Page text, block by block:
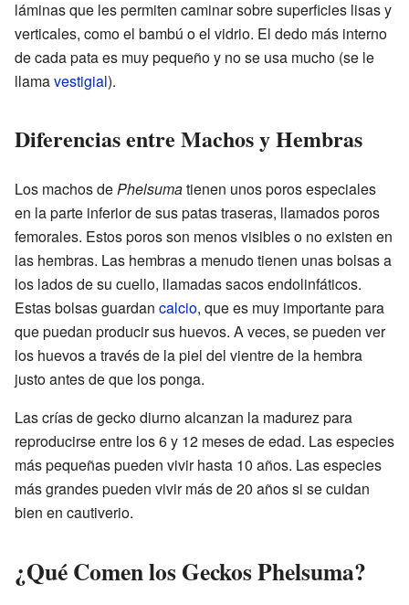
láminas que les permiten caminar sobre superficies lisas y
verticales, como el bambú o el vidrio. El dedo más interno
de cada pata es muy pequeño y no se usa mucho (se le
llamavestigial).
Diferencias entre Machos y Hembras
Los machos dePhelsumatienen unos poros especiales
en la parte inferior de sus patas traseras, llamados poros
femorales. Estos poros son menos visibles o no existen en
las hembras. Las hembras a menudo tienen unas bolsas a
los lados de su cuello, llamadas sacos endolinfáticos.
Estas bolsas guardan calcio, que es muy importante para
que puedan producir sus huevos. A veces, se pueden ver
los huevos a través de la piel del vientre de la hembra
justo antes de que los ponga.
Las crías de gecko diurno alcanzan la madurez para
reproducirse entre los 6 y 12 meses de edad. Las especies
más pequeñas pueden vivir hasta 10 años. Las especies
más grandes pueden vivir más de 20 años si se cuidan
bien en cautiverio.
¿Qué Comen los Geckos Phelsuma?